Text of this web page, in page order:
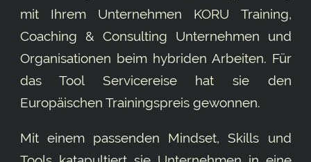
mit Ihrem Unternehmen KORU Training,
Coaching & Consulting Unternehmen und
Organisationen beim hybriden Arbeiten. Für
das Tool Servicereisehat sie den
Europäischen Trainingspreis gewonnen.
Mit einem passenden Mindset, Skills und